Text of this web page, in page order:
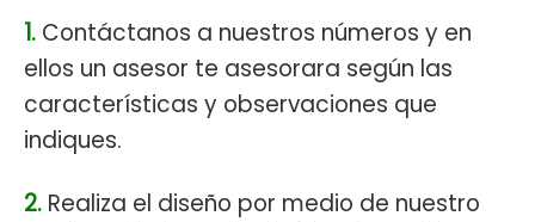
1. Contáctanos a nuestros números y en
ellos un asesor te asesorara según las
características y observaciones que
indiques.
2. Realiza el diseño por medio de nuestro